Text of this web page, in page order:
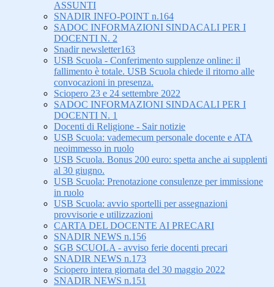
ASSUNTI
SNADIR INFO-POINT n.164
SADOC INFORMAZIONI SINDACALI PER I
DOCENTI N. 2
Snadir newsletter163
USB Scuola - Conferimento supplenze online: il
fallimento è totale. USB Scuola chiede il ritorno alle
convocazioni in presenza.
Sciopero 23 e 24 settembre 2022
SADOC INFORMAZIONI SINDACALI PER I
DOCENTI N. 1
Docenti di Religione - Sair notizie
USB Scuola: vademecum personale docente e ATA
neoimmesso in ruolo
USB Scuola. Bonus 200 euro: spetta anche ai supplenti
al 30 giugno.
USB Scuola: Prenotazione consulenze per immissione
in ruolo
USB Scuola: avvio sportelli per assegnazioni
provvisorie e utilizzazioni
CARTA DEL DOCENTE AI PRECARI
SNADIR NEWS n.156
SGB SCUOLA - avviso ferie docenti precari
SNADIR NEWS n.173
Sciopero intera giornata del 30 maggio 2022
SNADIR NEWS n.151